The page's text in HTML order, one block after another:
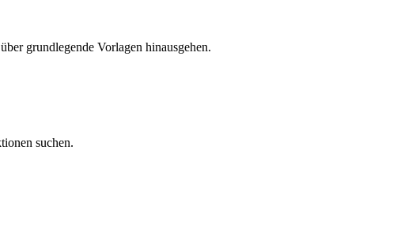
grundlegende Vorlagen hinausgehen.
suchen.